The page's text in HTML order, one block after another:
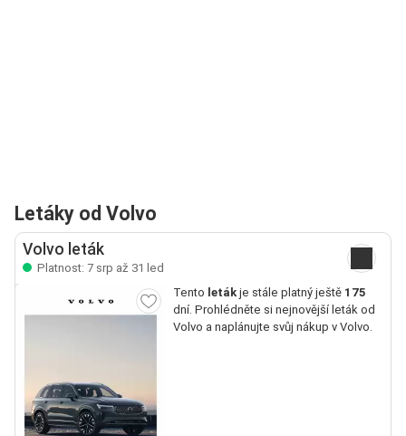
Letáky od Volvo
Volvo leták
Platnost: 7 srp až 31 led
Tento letákje stále platný ještě 175
dní. Prohlédněte si nejnovější leták od
Volvo a naplánujte svůj nákup v Volvo.